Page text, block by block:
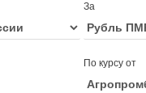
За
По курсу от